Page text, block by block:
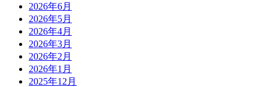
2026年6月
2026年5月
2026年4月
2026年3月
2026年2月
2026年1月
2025年12月